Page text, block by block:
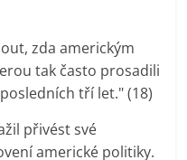
zda americkým
tak často prosadili
tří let." (18)
přivést své
americké politiky.